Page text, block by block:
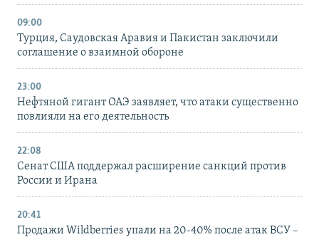
09:00
Турция, Саудовская Аравия и Пакистан заключили
соглашение о взаимной обороне
23:00
Нефтяной гигант ОАЭ заявляет, что атаки существенно
повлияли на его деятельность
22:08
Сенат США поддержал расширение санкций против
России и Ирана
20:41
Продажи Wildberries упали на 20-40% после атак ВСУ –